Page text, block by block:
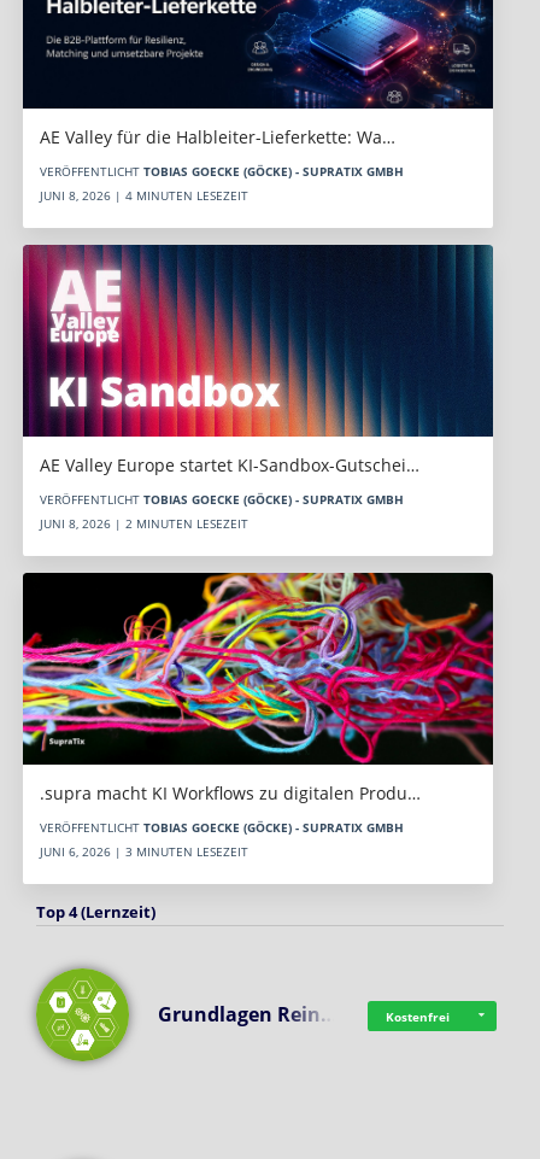
AE Valley für die Halbleiter-Lieferkette: Wa…
VERÖFFENTLICHT TOBIAS GOECKE (GÖCKE) - SUPRATIX GMBH
JUNI 8, 2026 | 4 MINUTEN LESEZEIT
AE Valley Europe startet KI-Sandbox-Gutschei…
VERÖFFENTLICHT TOBIAS GOECKE (GÖCKE) - SUPRATIX GMBH
JUNI 8, 2026 | 2 MINUTEN LESEZEIT
.supra macht KI Workflows zu digitalen Produ…
VERÖFFENTLICHT TOBIAS GOECKE (GÖCKE) - SUPRATIX GMBH
JUNI 6, 2026 | 3 MINUTEN LESEZEIT
Top 4 (Lernzeit)
Grundlagen Rein… Kostenfrei